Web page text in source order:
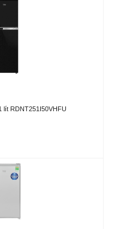
lít RDNT251I50VHFU